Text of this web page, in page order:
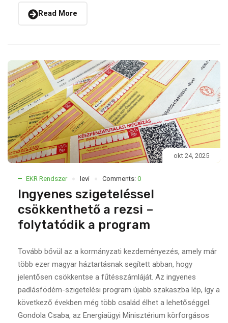
Read More
okt 24, 2025
EKR Rendszer levi Comments: 0
Ingyenes szigeteléssel
csökkenthető a rezsi –
folytatódik a program
Tovább bővül az a kormányzati kezdeményezés, amely már
több ezer magyar háztartásnak segített abban, hogy
jelentősen csökkentse a fűtésszámláját. Az ingyenes
padlásfödém-szigetelési program újabb szakaszba lép, így a
következő években még több család élhet a lehetőséggel.
Gondola Csaba, az Energiaügyi Minisztérium körforgásos